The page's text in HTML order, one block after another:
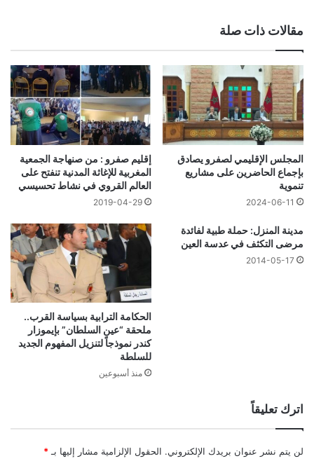
مقالات ذات صلة
المجلس الإقليمي لصفرو يصادق
بإجماع الحاضرين على مشاريع
تنموية
2024-06-11
إقليم صفرو : من صنهاجة الجمعية
المغربية للإغاثة المدنية تنفتح على
العالم القروي في نشاط تحسيسي
2019-04-29
مدينة المنزل: حملة طبية لفائدة
مرضى التكثف في عدسة العين
2014-05-17
الحكامة الترابية بسياسة القرب..
ملحقة “عين السلطان” بإيموزار
كندر نموذجاً لتنزيل المفهوم الجديد
للسلطة
منذ أسبوعين
اترك تعليقاً
لن يتم نشر عنوان بريدك الإلكتروني. الحقول الإلزامية مشار إليها بـ *